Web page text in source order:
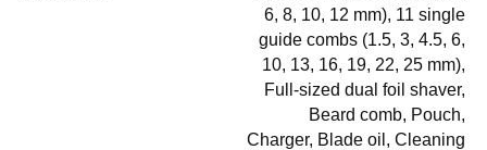
6, 8, 10, 12 mm), 11 single
guide combs (1.5, 3, 4.5, 6,
10, 13, 16, 19, 22, 25 mm),
Full-sized dual foil shaver,
Beard comb, Pouch,
Charger, Blade oil, Cleaning